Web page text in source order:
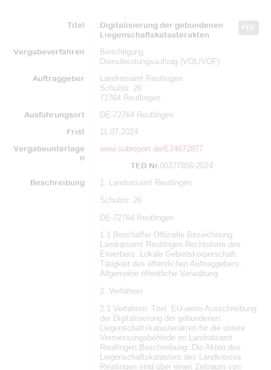
Titel PDF
Digitalisierung der gebundenen
Liegenschaftskatasterakten
Vergabeverfahren
Berichtigung
Dienstleistungsauftrag (VOL/VOF)
Auftraggeber
Landratsamt Reutlingen
Schulstr. 26
72764 Reutlingen
Ausführungsort
DE-72764 Reutlingen
Frist
11.07.2024
Vergabeunterlage
n
www.subreport.de/E24672877
TED Nr.00377856-2024
Beschreibung
1. Landratsamt Reutlingen
Schulstr. 26
DE-72764 Reutlingen
1.1 Beschaffer Offizielle Bezeichnung:
Landratsamt Reutlingen Rechtsform des
Erwerbers: Lokale Gebietskörperschaft
Tätigkeit des öffentlichen Auftraggebers:
Allgemeine öffentliche Verwaltung
2. Verfahren
2.1 Verfahren: Titel: EU-weite Ausschreibung
der Digitalisierung der gebundenen
Liegenschaftskatasterakten für die untere
Vermessungsbehörde im Landratsamt
Reutlingen Beschreibung: Die Akten des
Liegenschaftskatasters des Landkreises
Reutlingen sind über einen Zeitraum von